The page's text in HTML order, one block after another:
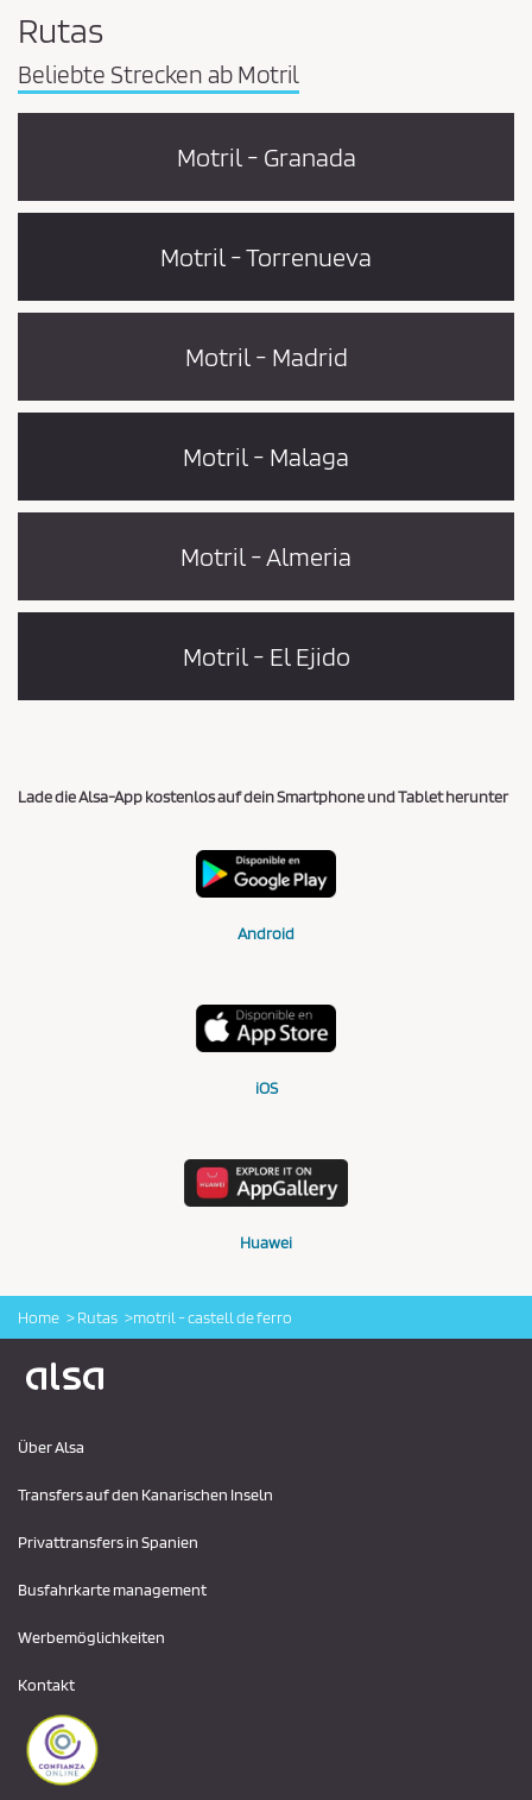
Rutas
Beliebte Strecken ab Motril
Motril - Granada
Motril - Torrenueva
Motril - Madrid
Motril - Malaga
Motril - Almeria
Motril - El Ejido
Lade die Alsa-App kostenlos auf dein Smartphone und Tablet herunter
Android
iOS
Huawei
Home Rutas motril - castell de ferro
Über Alsa
Transfers auf den Kanarischen Inseln
Privattransfers in Spanien
Busfahrkarte management
Werbemöglichkeiten
Kontakt
Logo Alsa